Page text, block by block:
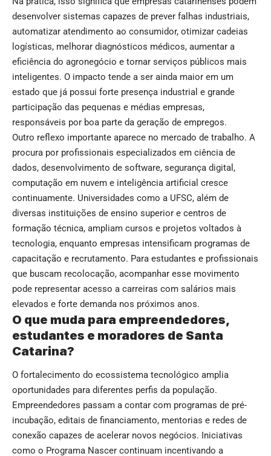
desenvolver sistemas capazes de prever falhas industriais,
automatizar atendimento ao consumidor, otimizar cadeias
logísticas, melhorar diagnósticos médicos, aumentar a
eficiência do agronegócio e tornar serviços públicos mais
inteligentes. O impacto tende a ser ainda maior em um
estado que já possui forte presença industrial e grande
participação das pequenas e médias empresas,
responsáveis por boa parte da geração de empregos.
Outro reflexo importante aparece no mercado de trabalho. A
procura por profissionais especializados em ciência de
dados, desenvolvimento de software, segurança digital,
computação em nuvem e inteligência artificial cresce
continuamente. Universidades como a UFSC, além de
diversas instituições de ensino superior e centros de
formação técnica, ampliam cursos e projetos voltados à
tecnologia, enquanto empresas intensificam programas de
capacitação e recrutamento. Para estudantes e profissionais
que buscam recolocação, acompanhar esse movimento
pode representar acesso a carreiras com salários mais
elevados e forte demanda nos próximos anos.
O que muda para empreendedores,
estudantes e moradores de Santa
Catarina?
O fortalecimento do ecossistema tecnológico amplia
oportunidades para diferentes perfis da população.
Empreendedores passam a contar com programas de pré-
incubação, editais de financiamento, mentorias e redes de
conexão capazes de acelerar novos negócios. Iniciativas
como o Programa Nascer continuam incentivando a